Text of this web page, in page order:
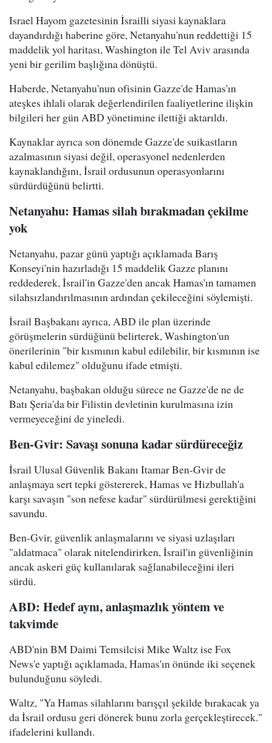
Israel Hayom gazetesinin İsrailli siyasi kaynaklara
dayandırdığı haberine göre, Netanyahu'nun reddettiği 15
maddelik yol haritası, Washington ile Tel Aviv arasında
yeni bir gerilim başlığına dönüştü.
Haberde, Netanyahu'nun ofisinin Gazze'de Hamas'ın
ateşkes ihlali olarak değerlendirilen faaliyetlerine ilişkin
bilgileri her gün ABD yönetimine ilettiği aktarıldı.
Kaynaklar ayrıca son dönemde Gazze'de suikastların
azalmasının siyasi değil, operasyonel nedenlerden
kaynaklandığını, İsrail ordusunun operasyonlarını
sürdürdüğünü belirtti.
Netanyahu: Hamas silah bırakmadan çekilme
yok
Netanyahu, pazar günü yaptığı açıklamada Barış
Konseyi'nin hazırladığı 15 maddelik Gazze planını
reddederek, İsrail'in Gazze'den ancak Hamas'ın tamamen
silahsızlandırılmasının ardından çekileceğini söylemişti.
İsrail Başbakanı ayrıca, ABD ile plan üzerinde
görüşmelerin sürdüğünü belirterek, Washington'un
önerilerinin "bir kısmının kabul edilebilir, bir kısmının ise
kabul edilemez" olduğunu ifade etmişti.
Netanyahu, başbakan olduğu sürece ne Gazze'de ne de
Batı Şeria'da bir Filistin devletinin kurulmasına izin
vermeyeceğini de yineledi.
Ben-Gvir: Savaşı sonuna kadar sürdüreceğiz
İsrail Ulusal Güvenlik Bakanı Itamar Ben-Gvir de
anlaşmaya sert tepki göstererek, Hamas ve Hizbullah'a
karşı savaşın "son nefese kadar" sürdürülmesi gerektiğini
savundu.
Ben-Gvir, güvenlik anlaşmalarını ve siyasi uzlaşıları
"aldatmaca" olarak nitelendirirken, İsrail'in güvenliğinin
ancak askeri güç kullanılarak sağlanabileceğini ileri
sürdü.
ABD: Hedef aynı, anlaşmazlık yöntem ve
takvimde
ABD'nin BM Daimi Temsilcisi Mike Waltz ise Fox
News'e yaptığı açıklamada, Hamas'ın önünde iki seçenek
bulunduğunu söyledi.
Waltz, "Ya Hamas silahlarını barışçıl şekilde bırakacak ya
da İsrail ordusu geri dönerek bunu zorla gerçekleştirecek."
ifadelerini kullandı.